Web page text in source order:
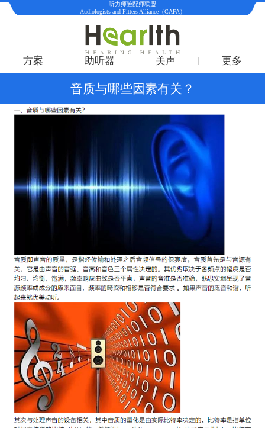
听力师验配师联盟
Audiologists and Fitters Alliance（CAFA）
方案 助听器 美声 更多
音质与哪些因素有关？